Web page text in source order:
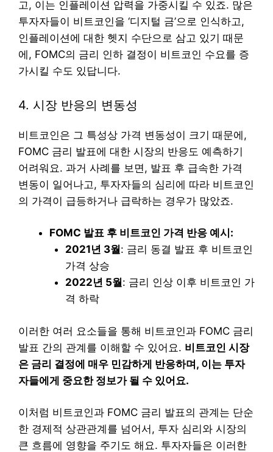
고, 이는 인플레이션 압력을 가중시킬 수 있죠. 많은
투자자들이 비트코인을 ‘디지털 금’으로 인식하고,
인플레이션에 대한 헷지 수단으로 삼고 있기 때문
에, FOMC의 금리 인하 결정이 비트코인 수요를 증
가시킬 수도 있답니다.
4. 시장 반응의 변동성
비트코인은 그 특성상 가격 변동성이 크기 때문에,
FOMC 금리 발표에 대한 시장의 반응도 예측하기
어려워요. 과거 사례를 보면, 발표 후 급속한 가격
변동이 일어나고, 투자자들의 심리에 따라 비트코인
의 가격이 급등하거나 급락하는 경우가 많았죠.
FOMC 발표 후 비트코인 가격 반응 예시:
2021년 3월 : 금리 동결 발표 후 비트코인
가격 상승
2022년 5월 : 금리 인상 이후 비트코인 가
격 하락
이러한 여러 요소들을 통해 비트코인과 FOMC 금리
발표 간의 관계를 이해할 수 있어요. 비트코인 시장
은 금리 결정에 매우 민감하게 반응하며, 이는 투자
자들에게 중요한 정보가 될 수 있어요.
이처럼 비트코인과 FOMC 금리 발표의 관계는 단순
한 경제적 상관관계를 넘어서, 투자 심리와 시장의
큰 흐름에 영향을 주기도 해요. 투자자들은 이러한